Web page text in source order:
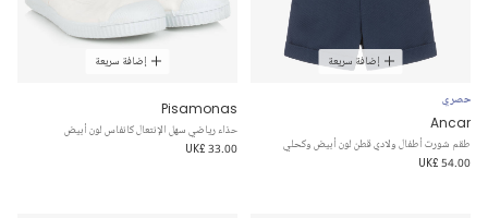
إضافة سريعة
حصري
Ancar
طقم شورت أطفال ولادي قطن لون أبيض وكحلي
UK£ 54.00
إضافة سريعة
Pisamonas
حذاء رياضي سهل الإنتعال كانفاس لون أبيض
UK£ 33.00